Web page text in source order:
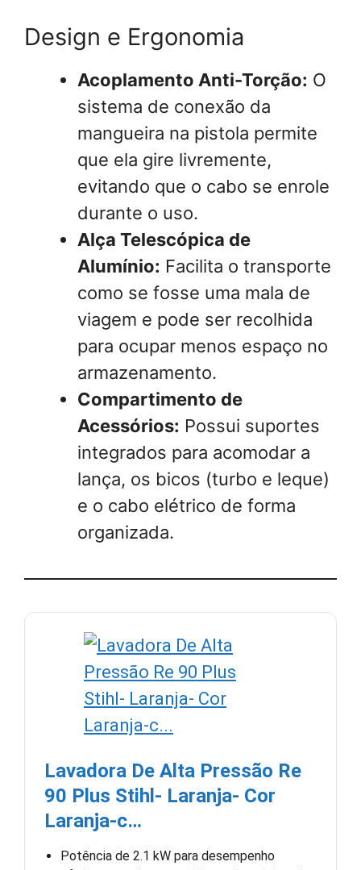
Design e Ergonomia
Acoplamento Anti-Torção: O
sistema de conexão da
mangueira na pistola permite
que ela gire livremente,
evitando que o cabo se enrole
durante o uso.
Alça Telescópica de
Alumínio: Facilita o transporte
como se fosse uma mala de
viagem e pode ser recolhida
para ocupar menos espaço no
armazenamento.
Compartimento de
Acessórios: Possui suportes
integrados para acomodar a
lança, os bicos (turbo e leque)
e o cabo elétrico de forma
organizada.
Lavadora De Alta Pressão Re
90 Plus Stihl- Laranja- Cor
Laranja-c…
Potência de 2.1 kW para desempenho